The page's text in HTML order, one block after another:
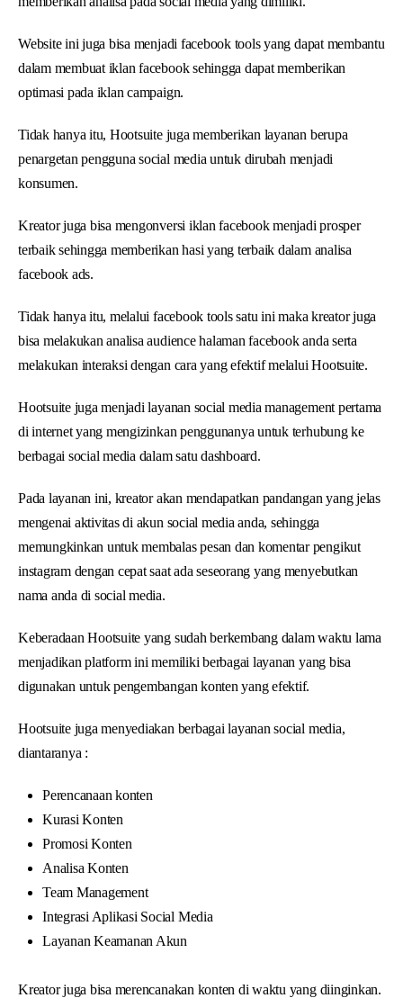
Website ini juga bisa menjadi facebook tools yang dapat membantu
dalam membuat iklan facebook sehingga dapat memberikan
optimasi pada iklan campaign.
Tidak hanya itu, Hootsuite juga memberikan layanan berupa
penargetan pengguna social media untuk dirubah menjadi
konsumen.
Kreator juga bisa mengonversi iklan facebook menjadi prosper
terbaik sehingga memberikan hasi yang terbaik dalam analisa
facebook ads.
Tidak hanya itu, melalui facebook tools satu ini maka kreator juga
bisa melakukan analisa audience halaman facebook anda serta
melakukan interaksi dengan cara yang efektif melalui Hootsuite.
Hootsuite juga menjadi layanan social media management pertama
di internet yang mengizinkan penggunanya untuk terhubung ke
berbagai social media dalam satu dashboard.
Pada layanan ini, kreator akan mendapatkan pandangan yang jelas
mengenai aktivitas di akun social media anda, sehingga
memungkinkan untuk membalas pesan dan komentar pengikut
instagram dengan cepat saat ada seseorang yang menyebutkan
nama anda di social media.
Keberadaan Hootsuite yang sudah berkembang dalam waktu lama
menjadikan platform ini memiliki berbagai layanan yang bisa
digunakan untuk pengembangan konten yang efektif.
Hootsuite juga menyediakan berbagai layanan social media,
diantaranya :
Perencanaan konten
Kurasi Konten
Promosi Konten
Analisa Konten
Team Management
Integrasi Aplikasi Social Media
Layanan Keamanan Akun
Kreator juga bisa merencanakan konten di waktu yang diinginkan.